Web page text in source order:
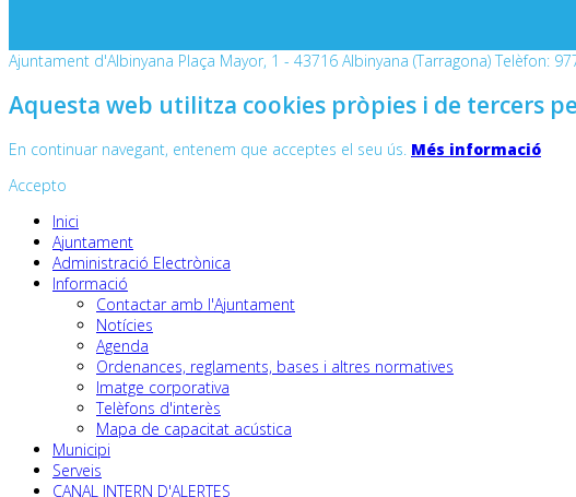
Ajuntament d'Albinyana Plaça Mayor, 1 - 43716 Albinyana (Tarragona) Telèfon:
Aquesta web utilitza cookies pròpies i de tercers
En continuar navegant, entenem que acceptes el seu ús. Més informació
Accepto
Inici
Ajuntament
Administració Electrònica
Informació
Contactar amb l'Ajuntament
Notícies
Agenda
Ordenances, reglaments, bases i altres normatives
Imatge corporativa
Telèfons d'interès
Mapa de capacitat acústica
Municipi
Serveis
CANAL INTERN D'ALERTES